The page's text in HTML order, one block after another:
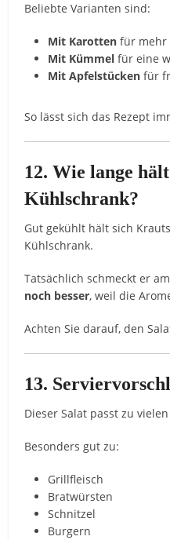
BeliebteVariantensind:
Mit Karotten für mehr
Mit Kümmel füreine
MitApfelstücken für
So lässtsichdas Rezept
12.Wielange
Kühlschrank?
Gutgekühlt hältsich
Kühlschrank.
Tatsächlichschmeckter
noch besser,weildie
AchtenSiedarauf,den
13.
DieserSalat passtzuvielen
Besondersgutzu:
Grillfleisch
Bratwürsten
Schnitzel
Burgern